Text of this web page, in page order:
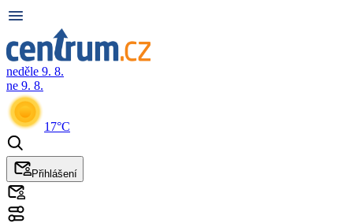
neděle 9. 8.
ne 9. 8.
17°C
Přihlášení